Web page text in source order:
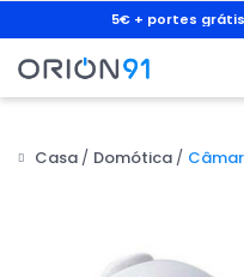
5€ + portes grátis
Casa Domótica